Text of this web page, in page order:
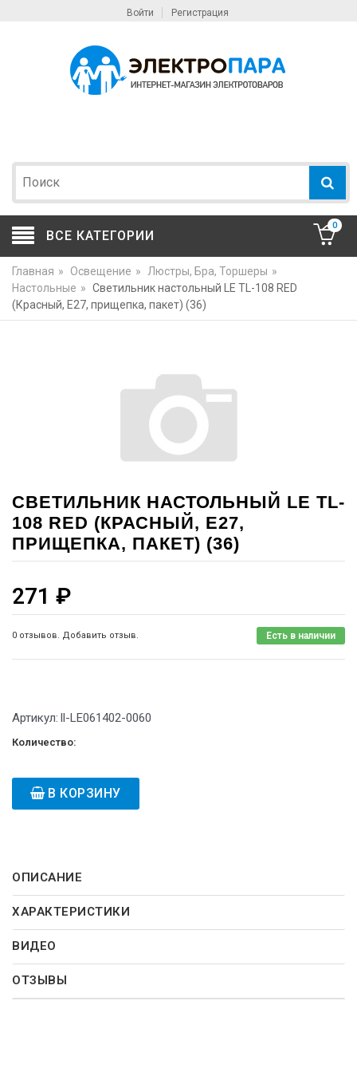
Войти Регистрация
ВСЕ КАТЕГОРИИ
0
Главная » Освещение » Люстры, Бра, Торшеры »
Настольные » Светильник настольный LE TL-108 RED
(Красный, E27, прищепка, пакет) (36)
СВЕТИЛЬНИК НАСТОЛЬНЫЙ LE TL-
108 RED (КРАСНЫЙ, E27,
ПРИЩЕПКА, ПАКЕТ) (36)
271 ₽
0 отзывов. Добавить отзыв. Есть в наличии
Артикул: ll-LE061402-0060
Количество:
В КОРЗИНУ
ОПИСАНИЕ
ХАРАКТЕРИСТИКИ
ВИДЕО
ОТЗЫВЫ